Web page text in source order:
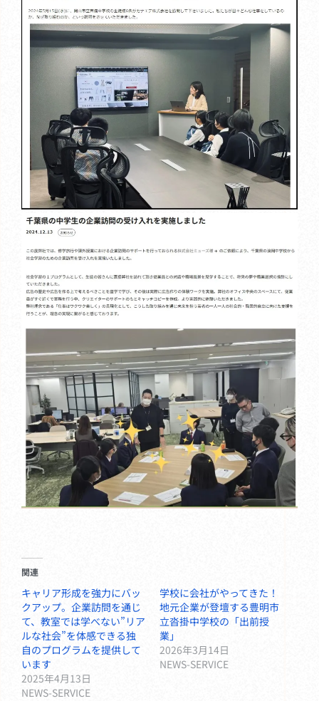
関連
キャリア形成を強力にバッ
クアップ。企業訪問を通じ
て、教室では学べない”リア
ルな社会”を体感できる独
自のプログラムを提供して
います
2025年4月13日
NEWS-SERVICE
学校に会社がやってきた！
地元企業が登壇する豊明市
立沓掛中学校の「出前授
業」
2026年3月14日
NEWS-SERVICE